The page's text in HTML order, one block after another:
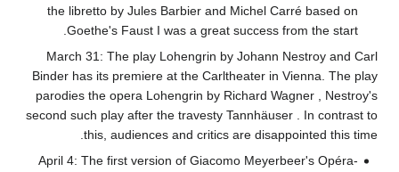
the libretto by Jules Barbier and Michel Carré based on
Goethe's Faust I was a great success from the start.
March 31: The play Lohengrin by Johann Nestroy and Carl
Binder has its premiere at the Carltheater in Vienna. The play
parodies the opera Lohengrin by Richard Wagner , Nestroy's
second such play after the travesty Tannhäuser . In contrast to
this, audiences and critics are disappointed this time.
April 4: The first version of Giacomo Meyerbeer's Opéra-